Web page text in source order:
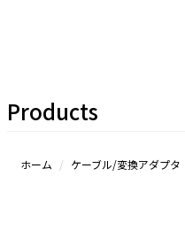
Products
ホーム ケーブル/変換アダプタ